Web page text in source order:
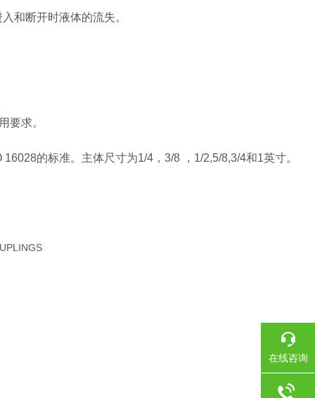
和断开时液体的流失。
要求。
的标准。主体尺寸为1/4，3/8 ，1/2,5/8,3/4和1英寸。
在线咨询